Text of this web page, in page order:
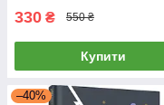
330 ₴ 550 ₴
Купити
–40%